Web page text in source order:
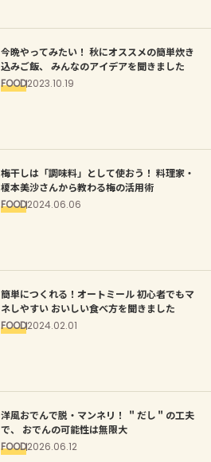
今晩やってみたい！ 秋にオススメの簡単炊き
込みご飯、 みんなのアイデアを聞きました
FOOD2023.10.19
梅干しは「調味料」として使おう！ 料理家・
榎本美沙さんから教わる梅の活用術
FOOD2024.06.06
簡単につくれる！オートミール 初心者でもマ
ネしやすい おいしい食べ方を聞きました
FOOD2024.02.01
洋風おでんで脱・マンネリ！ ＂だし＂の工夫
で、 おでんの可能性は無限大
FOOD2026.06.12